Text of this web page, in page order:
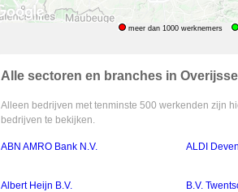
meer dan 1000 werknemers
Alle sectoren en branches in Overijssel
Alleen bedrijven met tenminste 500 werkenden zijn
bedrijven te bekijken.
ABN AMRO Bank N.V. ALDI
Albert Heijn B.V. B.V.